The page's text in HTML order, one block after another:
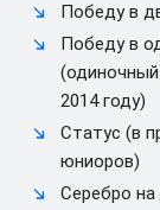
Победу в
Победу в
2014 году)
Статус (в
юниоров)
Серебро на